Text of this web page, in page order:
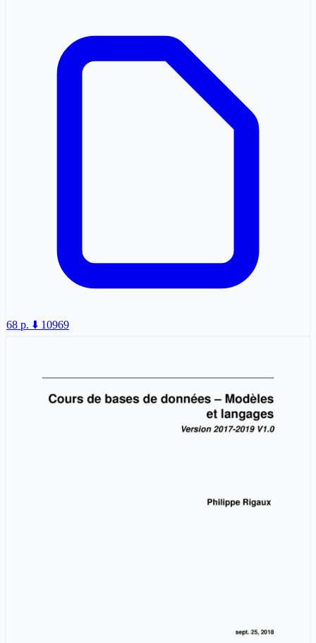
68 p. ⬇️ 10969